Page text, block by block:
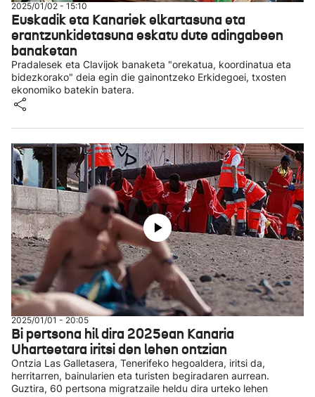
2025/01/02 - 15:10
Euskadik eta Kanariek elkartasuna eta
erantzunkidetasuna eskatu dute adingabeen
banaketan
Pradalesek eta Clavijok banaketa "orekatua, koordinatua eta
bidezkorako" deia egin die gainontzeko Erkidegoei, txosten
ekonomiko batekin batera.
2025/01/01 - 20:05
Bi pertsona hil dira 2025ean Kanaria
Uharteetara iritsi den lehen ontzian
Ontzia Las Galletasera, Tenerifeko hegoaldera, iritsi da,
herritarren, bainularien eta turisten begiradaren aurrean.
Guztira, 60 pertsona migratzaile heldu dira urteko lehen